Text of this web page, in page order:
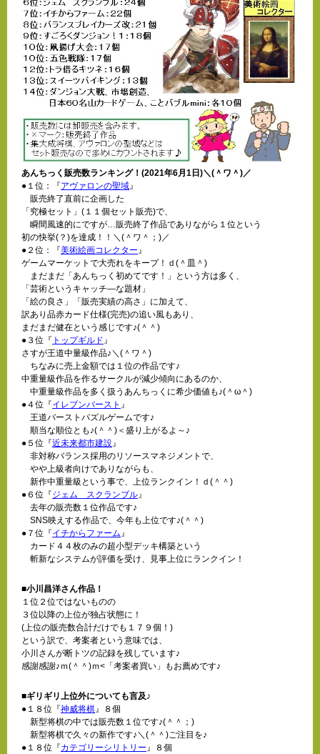
あんちっく販売数ランキング！(2021年6月1日)＼(＾ワ＾)／
●１位：『アヴァロンの聖域』
販売終了直前に企画した
「究極セット」(１１個セット販売)で、
瞬間風速的にですが…販売終了作品でありながら１位という
初の快挙(？)を達成！！＼(＾ワ＾；)／
●２位：『美術絵画コレクター』
ゲームマーケットで大売れをキープ！ｄ(＾皿＾)
まだまだ「あんちっく初めてです！」という方は多く、
「芸術というキャッチ―な題材」
「絵の良さ」「販売実績の高さ」に加えて、
訳あり品赤カード仕様(完売)の追い風もあり、
まだまだ健在という感じです♪(＾＾)
●３位『 トップギルド』
さすが王道中量級作品♪＼(＾ワ＾)
ちなみに売上金額では１位の作品です♪
中重量級作品を作るサークルが減少傾向にあるのか、
中重量級作品を多く扱うあんちっくに希少価値も♪(＾ω＾)
●４位『イレブンバースト 』
王道バーストパズルゲームです♪
順当な順位とも♪(＾＾)＜盛り上がるよ～♪
●５位『近未来都市建設』
非対称バランス採用のリソースマネジメントで、
やや上級者向けでありながらも、
新作中重量級という事で、上位ランクイン！ｄ(＾＾)
●６位『ジェム スクランブル』
去年の販売数１位作品です♪
SNS映えする作品で、今年も上位です♪(＾＾)
●７位『イチからファーム』
カード４４枚のみの超小型デッキ構築という
斬新なシステムが評価を受け、見事上位にランクイン！
■小川昌洋さん作品！
１位２位ではないものの
３位以降の上位が独占状態に！
(上位の販売数合計だけでも１７９個！)
という訳で、考案者という意味では、
小川さんが断トツの記録を残しています♪
感謝感謝♪ｍ(＾＾)ｍ<「考案者買い」もお薦めです♪
■ギリギリ上位外についても言及♪
●１８位『神威将棋』８個
新型将棋の中では販売数１位です♪(＾＾； )
新型将棋で久々の新作です♪＼(＾＾)ご注目を♪
●１８位『カテゴリーシリトリー』８個